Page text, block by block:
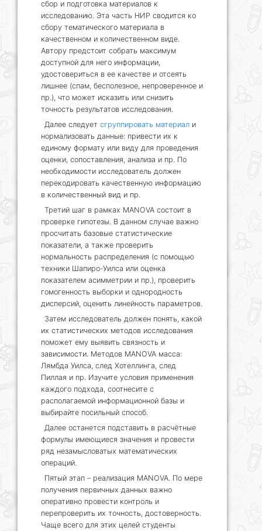
сбор и подготовка материалов к
исследованию. Эта часть НИР сводится ко
сбору тематического материала в
качественном и количественном виде.
Автору предстоит собрать максимум
доступной для него информации,
удостовериться в ее качестве и отсеять
лишнее (спам, бесполезное, непроверенное и
пр.), что может исказить или снизить
точность результатов исследования.
Далее следует сгруппировать материал и
нормализовать данные: привести их к
единому формату или виду для проведения
оценки, сопоставления, анализа и пр. По
необходимости исследователь должен
перекодировать качественную информацию
в количественный вид и пр.
Третий шаг в рамках MANOVA состоит в
проверке гипотезы. В данном случае важно
просчитать базовые статистические
показатели, а также проверить
нормальность распределения (с помощью
техники Шапиро-Уилса или оценка
показателем асимметрии и пр.), проверить
гомогенность выборки и однородность
дисперсий, оценить линейность параметров.
Затем исследователь должен понять, какой
их статистических методов исследования
поможет ему выявить связность и
зависимости. Методов MANOVA масса:
Лямбда Уилса, след Хотеллинга, след
Пиллая и пр. Изучите условия применения
каждого подхода, соотнесите с
располагаемой информационной базы и
выбирайте посильный способ.
Далее останется подставить в расчётные
формулы имеющиеся значения и провести
ряд незамысловатых математических
операций.
Пятый этап – реализация MANOVA. По мере
получения первичных данных важно
оперативно провести контроль и
перепроверить их точность, достоверность.
Чаще всего для этих целей студенты